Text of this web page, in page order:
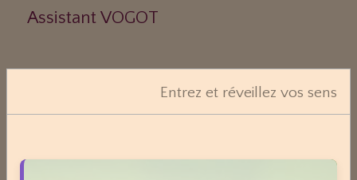
Assistant VOGOT
personnalisée à votre question.
Entrez et réveillez vos sens